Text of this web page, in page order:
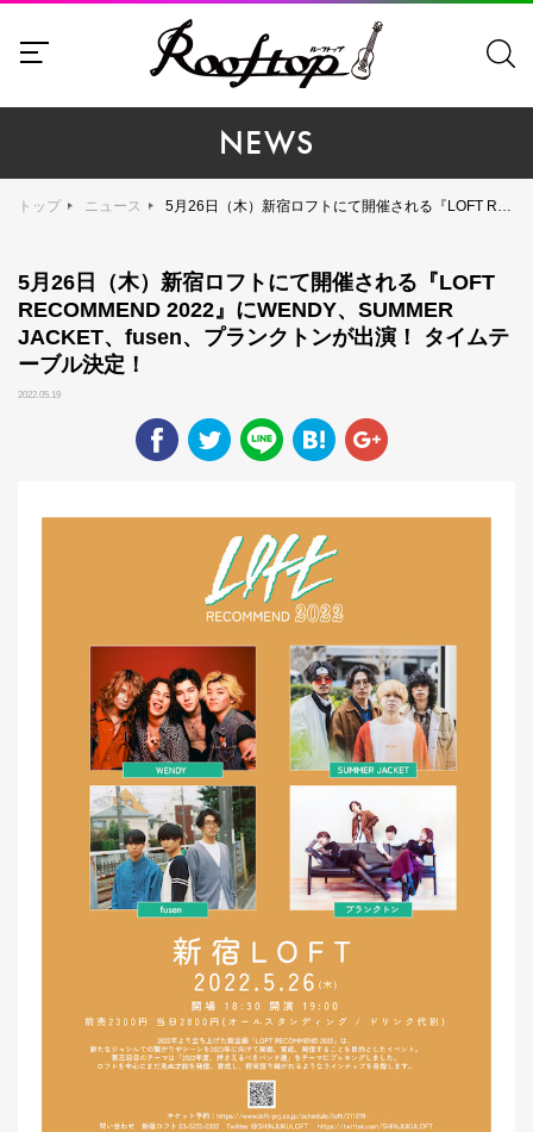
NEWS
トップ ニュース 5月26日（木）新宿ロフトにて開催される『LOFT RECOMMEND 2022』にWENDY、SUMMER JACKET、fusen、プランクトンが出演！ タイムテーブル決定！
5月26日（木）新宿ロフトにて開催される『LOFT
RECOMMEND 2022』にWENDY、SUMMER
JACKET、fusen、プランクトンが出演！ タイムテ
ーブル決定！
2022.05.19